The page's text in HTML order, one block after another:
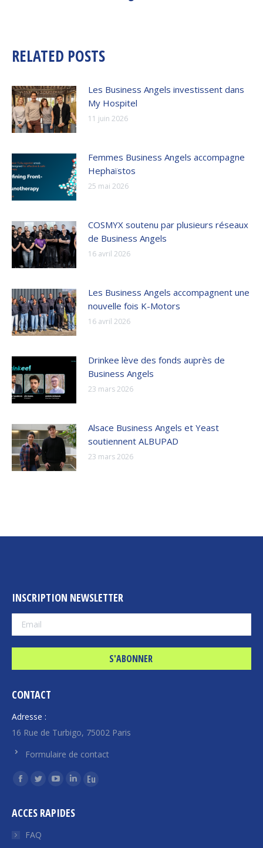
RELATED POSTS
Les Business Angels investissent dans
My Hospitel
11 juin 2026
Femmes Business Angels accompagne
Hephaïstos
25 mai 2026
COSMYX soutenu par plusieurs réseaux
de Business Angels
16 avril 2026
Les Business Angels accompagnent une
nouvelle fois K-Motors
16 avril 2026
Drinkee lève des fonds auprès de
Business Angels
23 mars 2026
Alsace Business Angels et Yeast
soutiennent ALBUPAD
23 mars 2026
INSCRIPTION NEWSLETTER
CONTACT
Adresse :
16 Rue de Turbigo, 75002 Paris
Formulaire de contact
Trouvez nous sur :
La
Facebook
s'ouvre
La
Twitter
s'ouvre
La
YouTube
La
LinkedIn
La
ACCES RAPIDES
FAQ